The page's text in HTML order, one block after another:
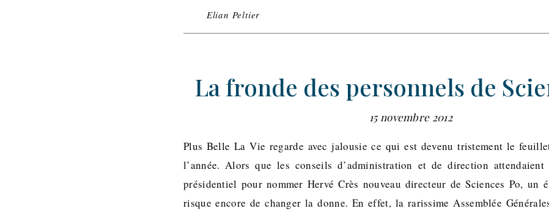
Elian Peltier
La fronde des personnels de
15 novembre 2012
Plus Belle La Vie regarde avec jalousie ce qui est devenu tristement le
l’année. Alors que les conseils d’administration et de direction attendaient
présidentiel pour nommer Hervé Crès nouveau directeur de Sciences Po, un
risque encore de changer la donne. En effet, la rarissime Assemblée